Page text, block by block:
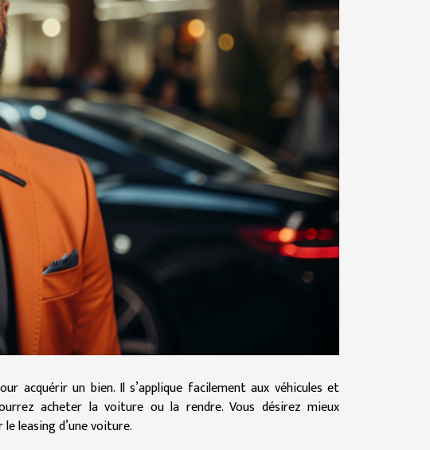
acquérir un bien. Il s’applique facilement aux véhicules et
acheter la voiture ou la rendre. Vous désirez mieux
leasing d’une voiture.